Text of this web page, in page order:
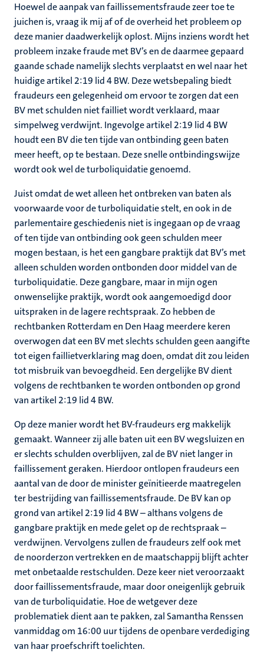
Hoewel de aanpak van faillissementsfraude zeer toe te
juichen is, vraag ik mij af of de overheid het probleem op
deze manier daadwerkelijk oplost. Mijns inziens wordt het
probleem inzake fraude met BV’s en de daarmee gepaard
gaande schade namelijk slechts verplaatst en wel naar het
huidige artikel 2:19 lid 4 BW. Deze wetsbepaling biedt
fraudeurs een gelegenheid om ervoor te zorgen dat een
BV met schulden niet failliet wordt verklaard, maar
simpelweg verdwijnt. Ingevolge artikel 2:19 lid 4 BW
houdt een BV die ten tijde van ontbinding geen baten
meer heeft, op te bestaan. Deze snelle ontbindingswijze
wordt ook wel de turboliquidatie genoemd.
Juist omdat de wet alleen het ontbreken van baten als
voorwaarde voor de turboliquidatie stelt, en ook in de
parlementaire geschiedenis niet is ingegaan op de vraag
of ten tijde van ontbinding ook geen schulden meer
mogen bestaan, is het een gangbare praktijk dat BV’s met
alleen schulden worden ontbonden door middel van de
turboliquidatie. Deze gangbare, maar in mijn ogen
onwenselijke praktijk, wordt ook aangemoedigd door
uitspraken in de lagere rechtspraak. Zo hebben de
rechtbanken Rotterdam en Den Haag meerdere keren
overwogen dat een BV met slechts schulden geen aangifte
tot eigen faillietverklaring mag doen, omdat dit zou leiden
tot misbruik van bevoegdheid. Een dergelijke BV dient
volgens de rechtbanken te worden ontbonden op grond
van artikel 2:19 lid 4 BW.
Op deze manier wordt het BV-fraudeurs erg makkelijk
gemaakt. Wanneer zij alle baten uit een BV wegsluizen en
er slechts schulden overblijven, zal de BV niet langer in
faillissement geraken. Hierdoor ontlopen fraudeurs een
aantal van de door de minister geïnitieerde maatregelen
ter bestrijding van faillissementsfraude. De BV kan op
grond van artikel 2:19 lid 4 BW – althans volgens de
gangbare praktijk en mede gelet op de rechtspraak –
verdwijnen. Vervolgens zullen de fraudeurs zelf ook met
de noorderzon vertrekken en de maatschappij blijft achter
met onbetaalde restschulden. Deze keer niet veroorzaakt
door faillissementsfraude, maar door oneigenlijk gebruik
van de turboliquidatie. Hoe de wetgever deze
problematiek dient aan te pakken, zal Samantha Renssen
vanmiddag om 16:00 uur tijdens de openbare verdediging
van haar proefschrift toelichten.